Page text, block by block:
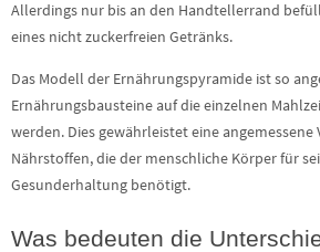
Allerdings nur bis an den Handtellerrand
eines nicht zuckerfreien Getränks.
Das Modell der Ernährungspyramide ist so
Ernährungsbausteine auf die einzelnen
werden. Dies gewährleistet eine
Nährstoffen, die der menschliche Körper für
Gesunderhaltung benötigt.
Was bedeuten die